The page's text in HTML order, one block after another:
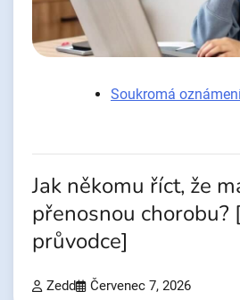
Soukromá
Jak někomu říct, že
přenosnou chorobu?
průvodce]
Zedd Červenec 7, 2026